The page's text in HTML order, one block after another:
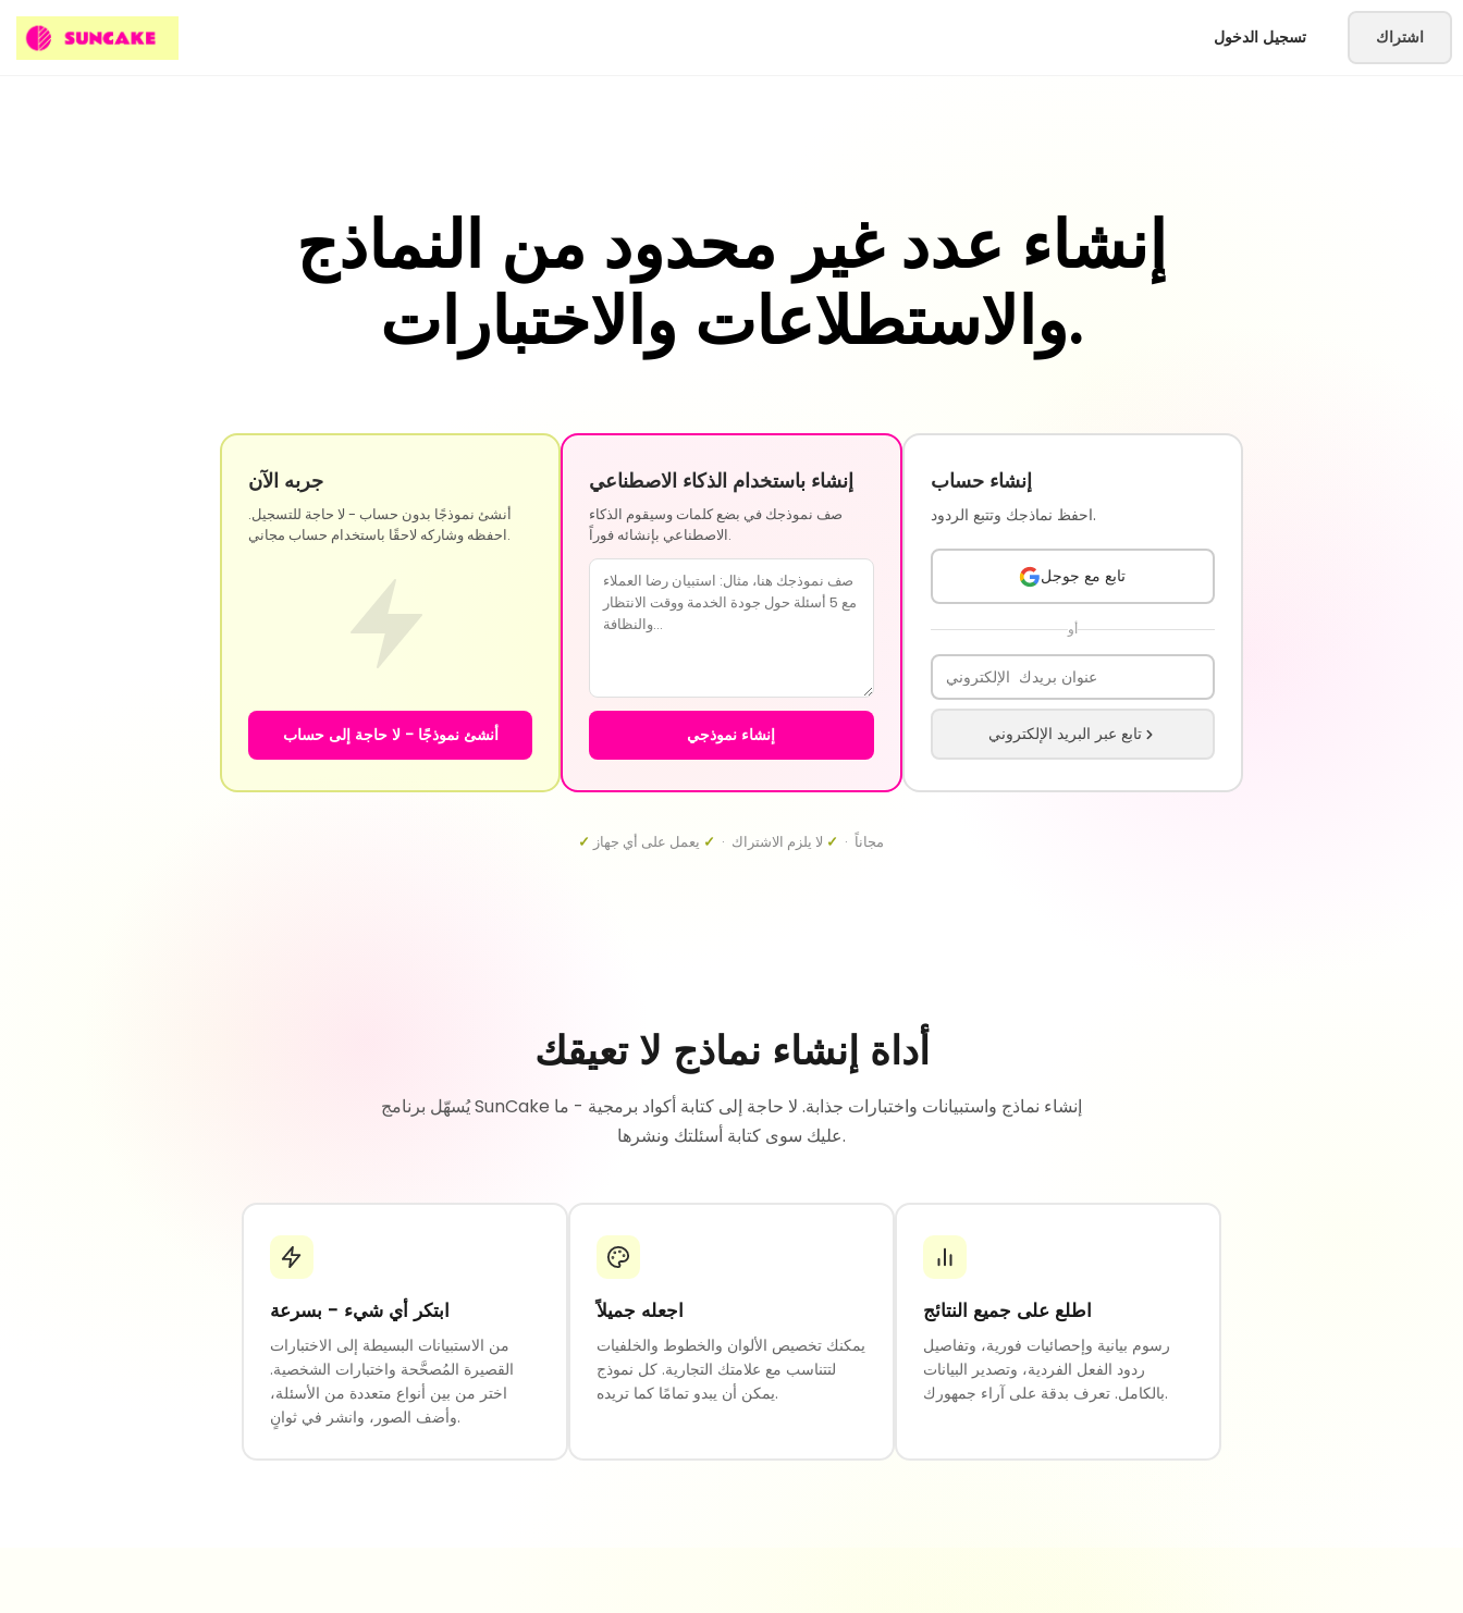
تسجيل الدخول اشتراك
إنشاء عدد غير محدود من النماذج
والاستطلاعات والاختبارات.
جربه الآن
أنشئ نموذجًا بدون حساب - لا حاجة للتسجيل.
احفظه وشاركه لاحقًا باستخدام حساب مجاني.
أنشئ نموذجًا - لا حاجة إلى حساب
إنشاء باستخدام الذكاء الاصطناعي
صف نموذجك في بضع كلمات وسيقوم الذكاء
الاصطناعي بإنشائه فوراً.
إنشاء نموذجي
إنشاء حساب
احفظ نماذجك وتتبع الردود.
تابع مع جوجل
أو
تابع عبر البريد الإلكتروني
✓ مجاناً · ✓ لا يلزم الاشتراك · ✓ يعمل على أي جهاز
أداة إنشاء نماذج لا تعيقك
يُسهّل برنامج SunCake إنشاء نماذج واستبيانات واختبارات جذابة. لا حاجة إلى كتابة أكواد برمجية - ما
عليك سوى كتابة أسئلتك ونشرها.
ابتكر أي شيء - بسرعة
من الاستبيانات البسيطة إلى الاختبارات
القصيرة المُصحَّحة واختبارات الشخصية.
اختر من بين أنواع متعددة من الأسئلة،
وأضف الصور، وانشر في ثوانٍ.
اجعله جميلاً
يمكنك تخصيص الألوان والخطوط والخلفيات
لتتناسب مع علامتك التجارية. كل نموذج
يمكن أن يبدو تمامًا كما تريده.
اطلع على جميع النتائج
رسوم بيانية وإحصائيات فورية، وتفاصيل
ردود الفعل الفردية، وتصدير البيانات
بالكامل. تعرف بدقة على آراء جمهورك.